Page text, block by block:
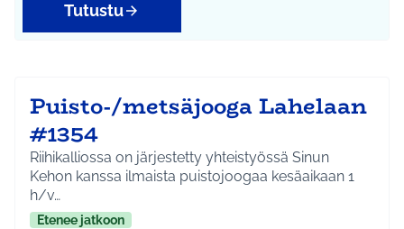
Tutustu
Puisto-/metsäjooga Lahelaan
#1354
Riihikalliossa on järjestetty yhteistyössä Sinun
Kehon kanssa ilmaista puistojoogaa kesäaikaan 1
h/v…
Etenee jatkoon